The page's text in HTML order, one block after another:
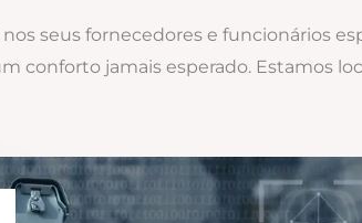
seus fornecedores e funcionários
conforto jamais esperado. Estamos